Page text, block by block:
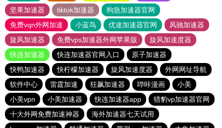
坚果加速器
tiktok加速器
狗急加速器官网
免费vqn外网加速
小蓝鸟 优途加速器官网
风驰加速器
旋风加速器
免费vps加速器外网苹果版
旋风加速度器
快连加速器
快连加速器官网入口
原子加速器
快鸭加速器
快柠檬加速器 旋风加速度器
外网网址导航
软件中心
雷霆加速 狂飙加速器 哔咔漫画
小美
小美vpn
小美加速器 快连加速器app
猎豹vp加速器官网
十大外网免费加速神器
海外加速器七天试用